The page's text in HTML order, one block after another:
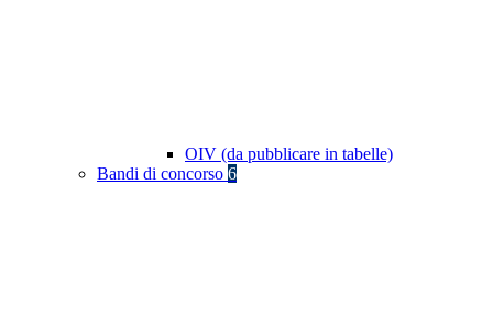
OIV (da pubblicare in tabelle)
Bandi di concorso 6